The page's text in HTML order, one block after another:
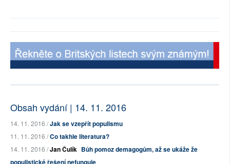
Obsah vydání | 14. 11. 2016
14. 11. 2016 /Jak se vzepřít populismu
11. 11. 2016 /Co takhle literatura?
14. 11. 2016 /Jan Čulík Bůh pomoz demagogům, až se ukáže že
populistické řešení nefunguje